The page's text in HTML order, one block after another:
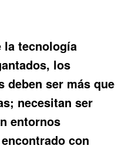
la tecnología
los
ser más que
necesitan ser
entornos
con